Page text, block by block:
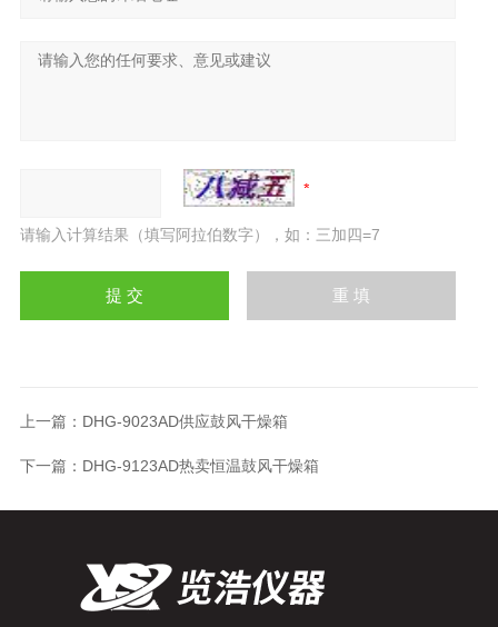
请输入计算结果（填写阿拉伯数字），如：三加四=7
上一篇： DHG-9023AD供应鼓风干燥箱
下一篇： DHG-9123AD热卖恒温鼓风干燥箱